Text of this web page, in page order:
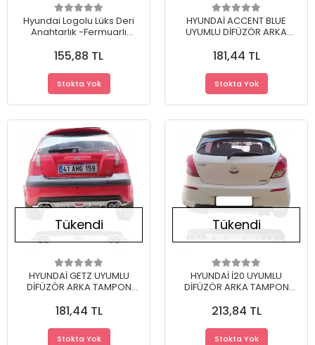
Hyundai Logolu Lüks Deri
Anahtarlık -Fermuarlı
155,88 TL
Stokta Yok
HYUNDAİ ACCENT BLUE
UYUMLU DİFÜZÖR ARKA
181,44 TL
Stokta Yok
Tükendi
HYUNDAİ GETZ UYUMLU
DİFÜZÖR ARKA TAMPON
181,44 TL
Stokta Yok
Tükendi
HYUNDAİ İ20 UYUMLU
DİFÜZÖR ARKA TAMPON
213,84 TL
Stokta Yok